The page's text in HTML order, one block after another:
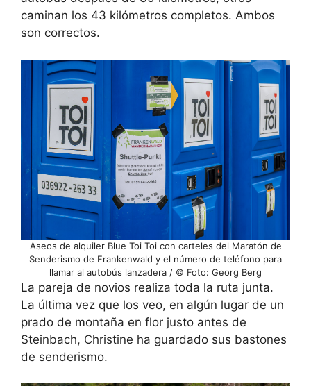
caminan los 43 kilómetros completos. Ambos
son correctos.
Aseos de alquiler Blue Toi Toi con carteles del Maratón de
Senderismo de Frankenwald y el número de teléfono para
llamar al autobús lanzadera / © Foto: Georg Berg
La pareja de novios realiza toda la ruta junta.
La última vez que los veo, en algún lugar de un
prado de montaña en flor justo antes de
Steinbach, Christine ha guardado sus bastones
de senderismo.